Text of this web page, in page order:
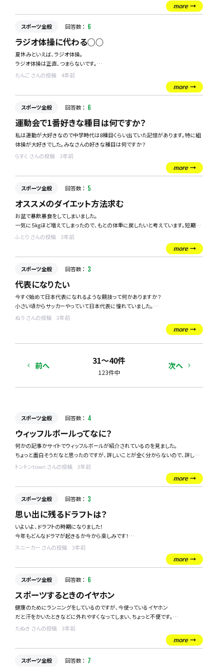
more
スポーツ全般 回答数 ： 6
ラジオ体操に代わる○○
夏休みといえば、ラジオ体操。
ラジオ体操は正直、つまらないです。
夏休みのラジオ体操に代わる、類似したスポーツはないでしょうか。
たんご さんの投稿
4年前
more
スポーツ全般 回答数 ： 6
運動会で1番好きな種目は何ですか？
私は運動が大好きなので中学時代は8種目くらい出ていた記憶があります。特に組
体操が大好きでした。みなさんの好きな種目は何ですか？
らすく さんの投稿
3年前
more
スポーツ全般 回答数 ： 5
オススメのダイエット方法求む
お盆で暴飲暴食をしてしまいました。
一気に５㎏ほど増えてしまったので、もとの体重に戻したいと考えています。短期間
で効果が出るようなダイエット方法があれば教えてください。
ふとり さんの投稿
3年前
more
スポーツ全般 回答数 ： 3
代表になりたい
今すぐ始めて日本代表になれるような競技って何かありますか？
小さい頃からサッカーやっていて日本代表に憧れていました。
今からサッカーで代表を目指すのは無理なのはわかっているので、何か代表を目
ぬう さんの投稿
3年前
more
31〜40件
123件中
前へ 次へ
スポーツ全般 回答数 ： 4
ウィッフルボールってなに？
何かの記事かサイトでウィッフルボールが紹介されているのを見ました。
ちょっと面白そうだなと思ったのですが、詳しいことが全く分からないので、詳しい
方がいたら教えてください。
また、体験できるような場所があったりしたらそれも教えてください！
トントンtown さんの投稿
3年前
more
スポーツ全般 回答数 ： 3
思い出に残るドラフトは？
いよいよ、ドラフトの時期になりました！
今年もどんなドラマが起きるか今から楽しみです！
そこで皆さんの印象に残るドラフトありますか？
私はスワローズファンなんですが、2015年の真中監督が外れくじをあたりくじと間
違えてガッツポーズして喜んでいたのが、すごく印象に残っています。こっちまで、天
スニーカー さんの投稿
3年前
more
スポーツ全般 回答数 ： 6
スポーツするときのイヤホン
健康のためにランニングをしているのですが、今使っているイヤホン
だと汗をかいたときなどに外れやすくなってしまい、ちょっと不便です。
スポーツの秋でもあるので、運動するときに適したイヤホンがあれば教えてくださ
たぬき さんの投稿
3年前
more
スポーツ全般 回答数 ： 7